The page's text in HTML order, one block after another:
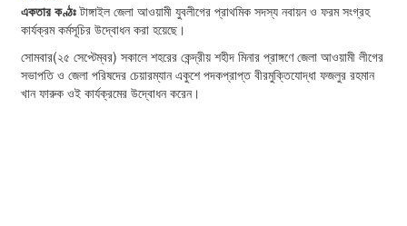
একতার কণ্ঠঃটাঙ্গাইল জেলা আওয়ামী যুবলীগের প্রাথমিক সদস্য নবায়ন ও ফরম সংগ্রহ
কার্যক্রম কর্মসূচির উদ্বোধন করা হয়েছে।
সোমবার(২৫ সেপ্টেম্বর) সকালে শহরের কেন্দ্রীয় শহীদ মিনার প্রাঙ্গণে জেলা আওয়ামী লীগের
সভাপতি ও জেলা পরিষদের চেয়ারম্যান একুশে পদকপ্রাপ্ত বীরমুক্তিযোদ্ধা ফজলুর রহমান
খান ফারুক ওই কার্যক্রমের উদ্বোধন করেন।